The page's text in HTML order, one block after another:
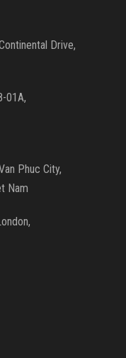
Drive,
01A,
Phuc City,
Nam